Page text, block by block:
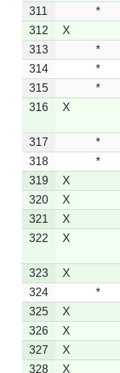
311 *
312
X
313
*
314
*
315
*
316
X
317 *
318
*
319
X
320
X
321
X
322
X
323 X
324
*
325
X
326
X
327
X
328
X